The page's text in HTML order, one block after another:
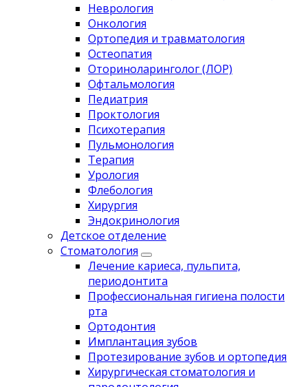
Неврология
Онкология
Ортопедия и травматология
Остеопатия
Оториноларинголог (ЛОР)
Офтальмология
Педиатрия
Проктология
Психотерапия
Пульмонология
Терапия
Урология
Флебология
Хирургия
Эндокринология
Детское отделение
Стоматология
Лечение кариеса, пульпита,
периодонтита
Профессиональная гигиена полости
рта
Ортодонтия
Имплантация зубов
Протезирование зубов и ортопедия
Хирургическая стоматология и